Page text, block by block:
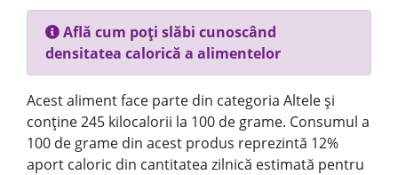
Află cum poți slăbi cunoscând
densitatea calorică a alimentelor
Acest aliment face parte din categoria Altele și
conține 245 kilocalorii la 100 de grame. Consumul a
100 de grame din acest produs reprezintă 12%
aport caloric din cantitatea zilnică estimată pentru